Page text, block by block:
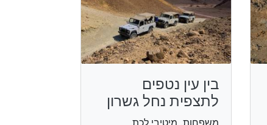
בין עין נטפים
לתצפית נחל גשרון
משפחות, מיטיבי לכת